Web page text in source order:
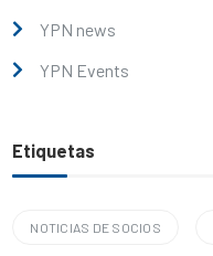
YPN news
YPN Events
Etiquetas
NOTICIAS DE SOCIOS